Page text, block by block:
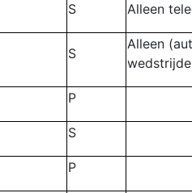
S Alleen
S
Alleen
P
S
P